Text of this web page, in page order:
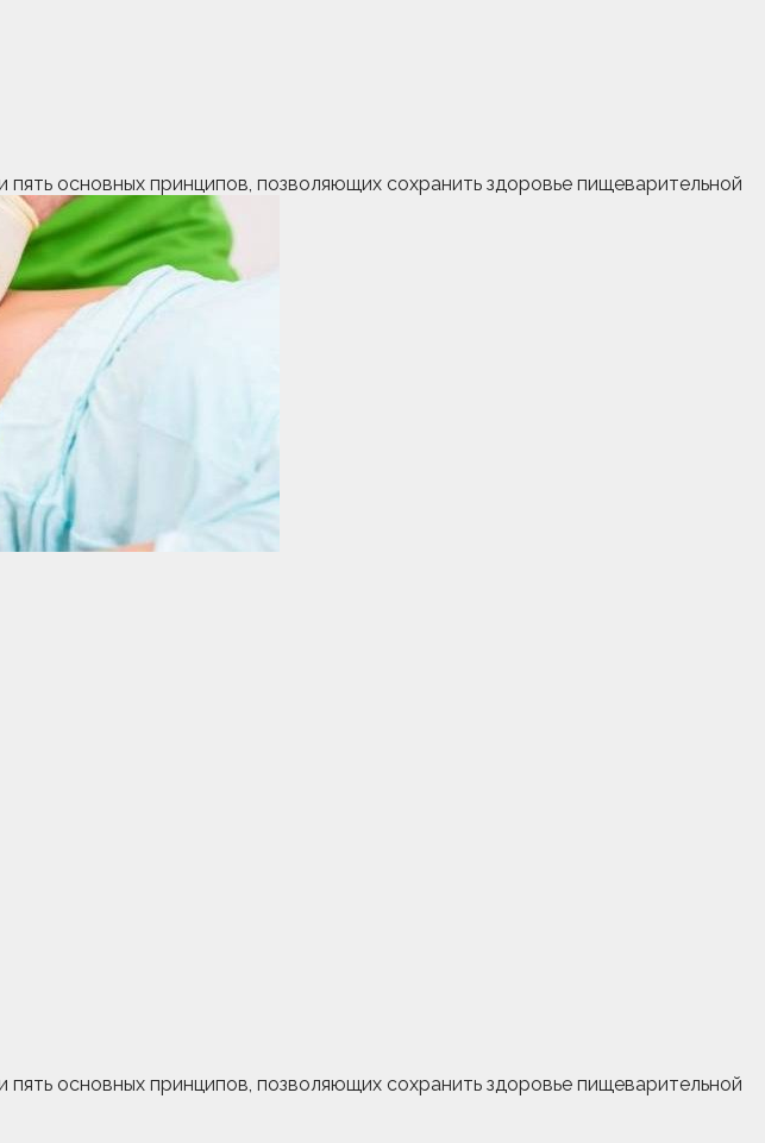
основных принципов, позволяющих сохранить здоровье пищеварительной
основных принципов, позволяющих сохранить здоровье пищеварительной